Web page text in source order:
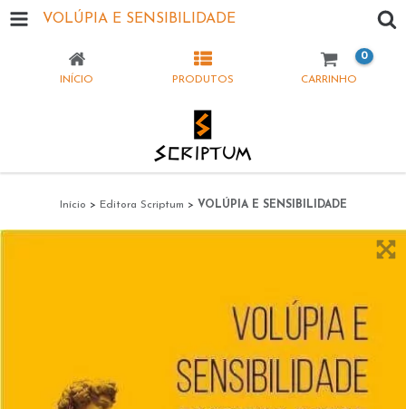
VOLÚPIA E SENSIBILIDADE
INÍCIO PRODUTOS CARRINHO
0
Início > Editora Scriptum > VOLÚPIA E SENSIBILIDADE